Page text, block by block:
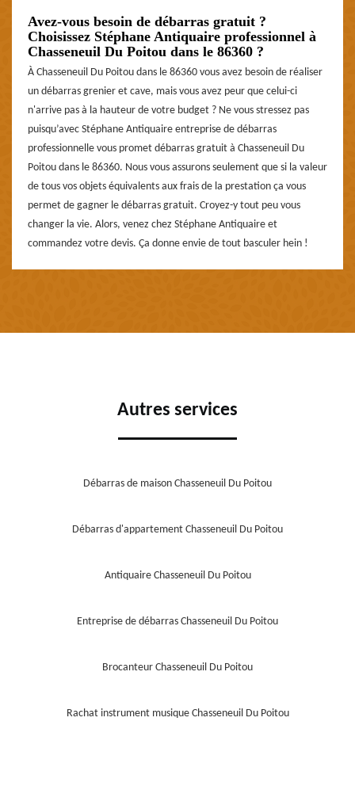
Avez-vous besoin de débarras gratuit ?
Choisissez Stéphane Antiquaire professionnel à
Chasseneuil Du Poitou dans le 86360 ?
À Chasseneuil Du Poitou dans le 86360 vous avez besoin de réaliser
un débarras grenier et cave, mais vous avez peur que celui-ci
n'arrive pas à la hauteur de votre budget ? Ne vous stressez pas
puisqu’avec Stéphane Antiquaire entreprise de débarras
professionnelle vous promet débarras gratuit à Chasseneuil Du
Poitou dans le 86360. Nous vous assurons seulement que si la valeur
de tous vos objets équivalents aux frais de la prestation ça vous
permet de gagner le débarras gratuit. Croyez-y tout peu vous
changer la vie. Alors, venez chez Stéphane Antiquaire et
commandez votre devis. Ça donne envie de tout basculer hein !
Autres services
Débarras de maison Chasseneuil Du Poitou
Débarras d'appartement Chasseneuil Du Poitou
Antiquaire Chasseneuil Du Poitou
Entreprise de débarras Chasseneuil Du Poitou
Brocanteur Chasseneuil Du Poitou
Rachat instrument musique Chasseneuil Du Poitou